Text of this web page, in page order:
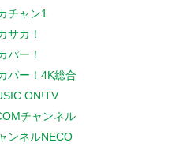
チャン1
サカ！
パー！
パー！4K総合
ON!TV
チャンネル
ンネルNECO